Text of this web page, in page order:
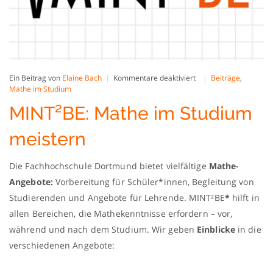
Ein Beitrag von Elaine Bach Kommentare deaktiviertfür
im
Studium
Beiträge,
Mathe im Studium
MINT²BE: Mathe im Studium
meistern
Die Fachhochschule Dortmund bietet vielfältige Mathe-
Angebote:Vorbereitung für Schüler*innen, Begleitung von
Studierenden und Angebote für Lehrende. MINT²BE* hilft in
allen Bereichen, die Mathekenntnisse erfordern – vor,
während und nach dem Studium. Wir geben Einblickein die
verschiedenen Angebote: